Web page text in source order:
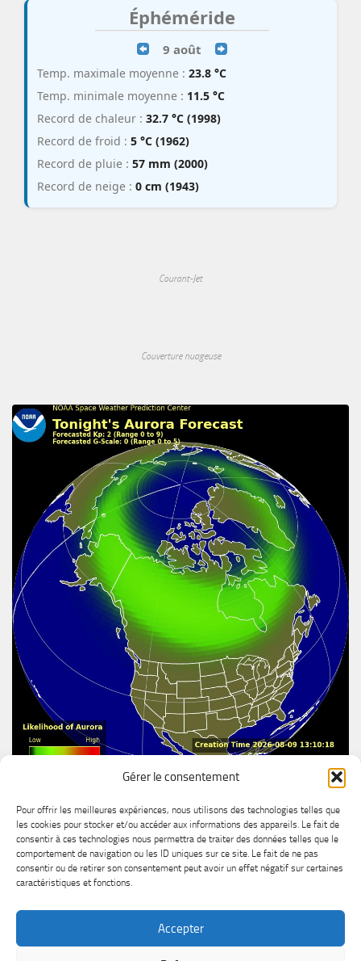
Gérer le consentement
Pour offrir les meilleures expériences, nous utilisons des technologies telles que
les cookies pour stocker et/ou accéder aux informations des appareils. Le fait de
consentir à ces technologies nous permettra de traiter des données telles que le
comportement de navigation ou les ID uniques sur ce site. Le fait de ne pas
consentir ou de retirer son consentement peut avoir un effet négatif sur certaines
caractéristiques et fonctions.
Accepter
Éphéméride
9 août
Temp. maximale moyenne : 23.8 °C
Temp. minimale moyenne : 11.5 °C
Record de chaleur : 32.7 °C (1998)
Record de froid : 5 °C (1962)
Record de pluie : 57 mm (2000)
Record de neige : 0 cm (1943)
Courant-Jet
Couverture nuageuse